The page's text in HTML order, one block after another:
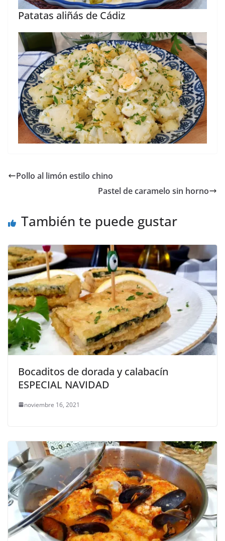
Patatas aliñás de Cádiz
Pollo al limón estilo chino
Pastel de caramelo sin horno
También te puede gustar
Bocaditos de dorada y calabacín
ESPECIAL NAVIDAD
noviembre 16, 2021